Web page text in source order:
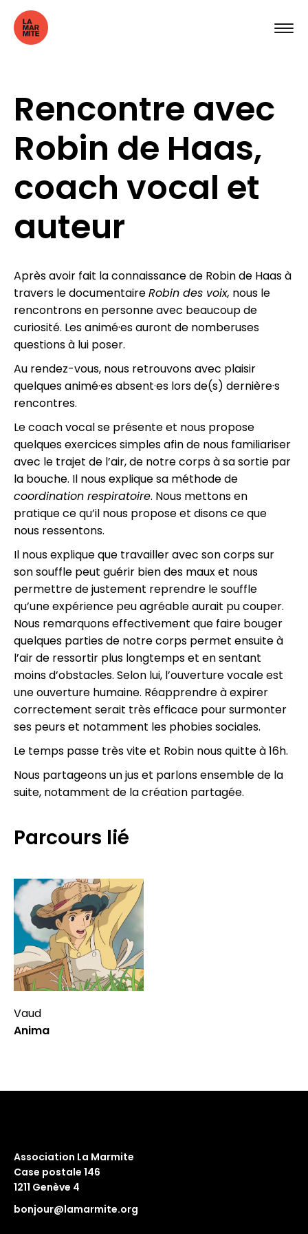
Rencontre avec
Robin de Haas,
coach vocal et
auteur
Après avoir fait la connaissance de Robin de Haas à
travers le documentaireRobin des voix, nous le
rencontrons en personne avec beaucoup de
curiosité. Les animé·es auront de nomberuses
questions à lui poser.
Au rendez-vous, nous retrouvons avec plaisir
quelques animé·es absent·es lors de(s) dernière·s
rencontres.
Le coach vocal se présente et nous propose
quelques exercices simples afin de nous familiariser
avec le trajet de l’air, de notre corps à sa sortie par
la bouche. Il nous explique sa méthode de
coordination respiratoire. Nous mettons en
pratique ce qu’il nous propose et disons ce que
nous ressentons.
Il nous explique que travailler avec son corps sur
son souffle peut guérir bien des maux et nous
permettre de justement reprendre le souffle
qu’une expérience peu agréable aurait pu couper.
Nous remarquons effectivement que faire bouger
quelques parties de notre corps permet ensuite à
l’air de ressortir plus longtemps et en sentant
moins d’obstacles. Selon lui, l’ouverture vocale est
une ouverture humaine. Réapprendre à expirer
correctement serait très efficace pour surmonter
ses peurs et notamment les phobies sociales.
Le temps passe très vite et Robin nous quitte à 16h.
Nous partageons un jus et parlons ensemble de la
suite, notamment de la création partagée.
Parcours lié
Vaud
Anima
Association La Marmite
Case postale 146
1211 Genève 4
bonjour@lamarmite.org